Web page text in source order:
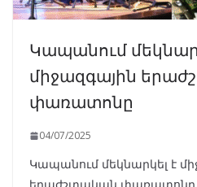
Կապանում
միջազգային
փառատոնը
04/07/2025
Կապանում մեկնարկել է